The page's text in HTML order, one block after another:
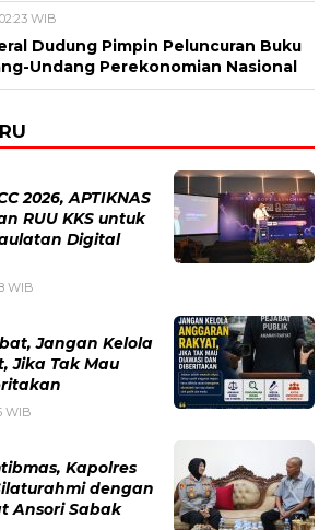
WIB
Dudung Pimpin Peluncuran Buku
Undang Perekonomian Nasional
2026, APTIKNAS
RUU KKS untuk
Digital
WIB
Jangan Kelola
Jika Tak Mau
WIB
Kapolres
dengan
Ansori Sabak